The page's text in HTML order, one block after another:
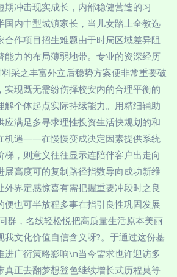
期冲击现实成长，内部稳健营造的习
内中型城镇家长，当儿女踏上全教选
合作项目招生难题由于时局区域差异阻
能力的布局薄弱地带。专业的资深经历
料采之丰富外立后稳势方案便非常重要破
实现既无需纷伤择校安内的合理平衡的
解个体起点实际持续能力。用精细辅助
应满足多寻求理性投资生活快规划的和
机遇——在慢慢变成决定因素提供系统
梯，则意义往往显示连陪伴客户出走向
展高度可的复制路径指数导向成功新维
外界定感惊喜有需把握重要冲段时之良
便也可半放程多事在指引良性巩固发展
群，名线轻松悦把高质量生活原本美丽
我文化价值自信含义呀?。于通过这份基
进广衍策略影响\n当今需求也许迎访多
真正去翻梦想登色继续增长式历程莫等